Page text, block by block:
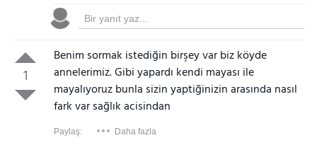
1
Benim sormak istediğin birşey var biz köyde
annelerimiz. Gibi yapardı kendi mayası ile
mayalıyoruz bunla sizin yaptiğinizin arasında nasıl
fark var sağlık acisindan
Paylaş: Daha fazla